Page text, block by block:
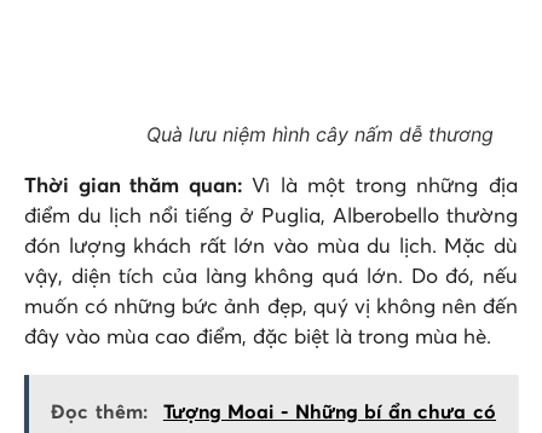
Quà lưu niệm hình cây nấm dễ thương
Thời gian thăm quan: Vì là một trong những địa
điểm du lịch nổi tiếng ở Puglia, Alberobello thường
đón lượng khách rất lớn vào mùa du lịch. Mặc dù
vậy, diện tích của làng không quá lớn. Do đó, nếu
muốn có những bức ảnh đẹp, quý vị không nên đến
đây vào mùa cao điểm, đặc biệt là trong mùa hè.
Đọc thêm:
Tượng Moai - Những bí ẩn chưa có